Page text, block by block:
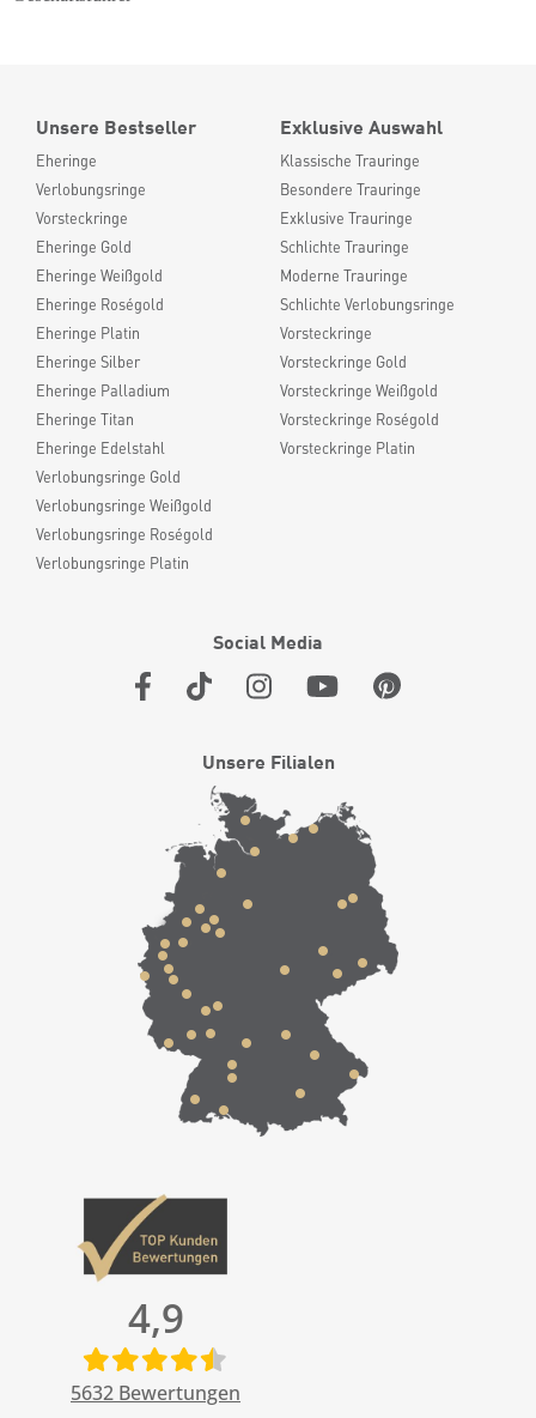
Unsere Bestseller
Eheringe
Verlobungsringe
Vorsteckringe
Eheringe Gold
Eheringe Weißgold
Eheringe Roségold
Eheringe Platin
Eheringe Silber
Eheringe Palladium
Eheringe Titan
Eheringe Edelstahl
Verlobungsringe Gold
Verlobungsringe Weißgold
Verlobungsringe Roségold
Verlobungsringe Platin
Exklusive Auswahl
Klassische Trauringe
Besondere Trauringe
Exklusive Trauringe
Schlichte Trauringe
Moderne Trauringe
Schlichte Verlobungsringe
Vorsteckringe
Vorsteckringe Gold
Vorsteckringe Weißgold
Vorsteckringe Roségold
Vorsteckringe Platin
Social Media
Unsere Filialen
4,9
5632 Bewertungen